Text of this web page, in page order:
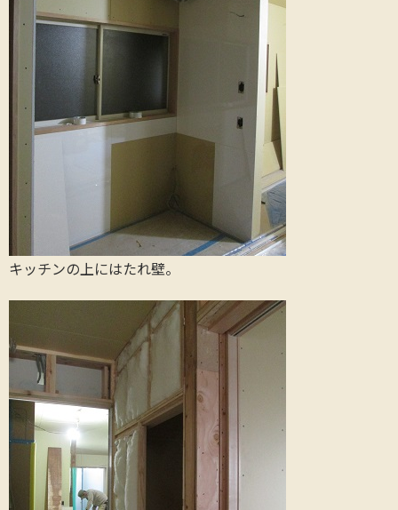
キッチンの上にはたれ壁。